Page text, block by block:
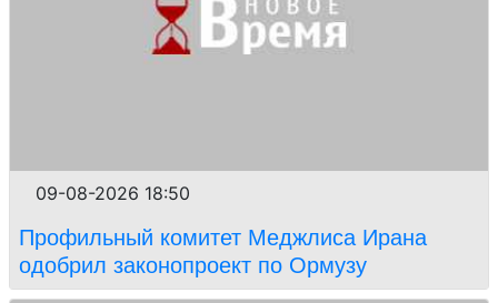
09-08-2026 18:50
Профильный комитет Меджлиса Ирана
одобрил законопроект по Ормузу